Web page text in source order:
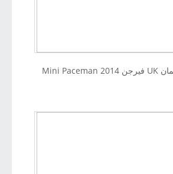
صور سيارة مينى بيسمان UK فيرجن 2014 Mini Paceman